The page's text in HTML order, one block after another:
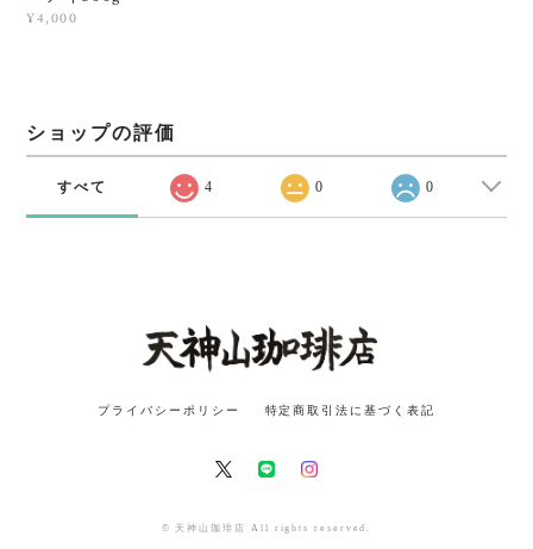
¥4,000
ショップの評価
すべて 4 0 0
プライバシーポリシー 特定商取引法に基づく表記
© 天神山珈琲店 All rights reserved.